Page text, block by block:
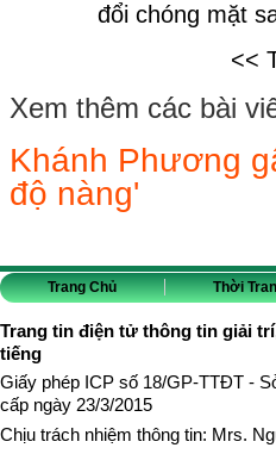
đổi chóng mặt
<<
Xem thêm các bài
Khánh Phương
độ nàng'
Trang Chủ Thời
Trang tin điện tử thông tin giải
tiếng
Giấy phép ICP số 18/GP-TTĐT -
cấp ngày 23/3/2015
Chịu trách nhiệm thông tin: Mrs.